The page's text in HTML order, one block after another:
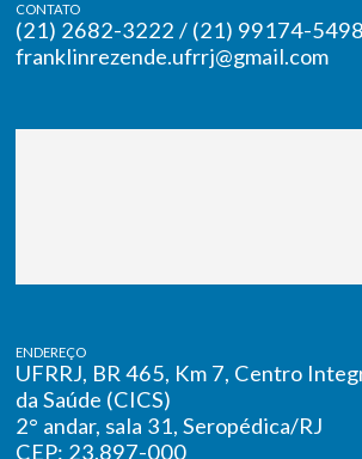
CONTATO
(21) 2682-3222 / (21) 99174-5498
franklinrezende.ufrrj@gmail.com
ENDEREÇO
UFRRJ, BR 465, Km 7, Centro
da Saúde (CICS)
2° andar, sala 31, Seropédica/RJ
CEP: 23.897-000